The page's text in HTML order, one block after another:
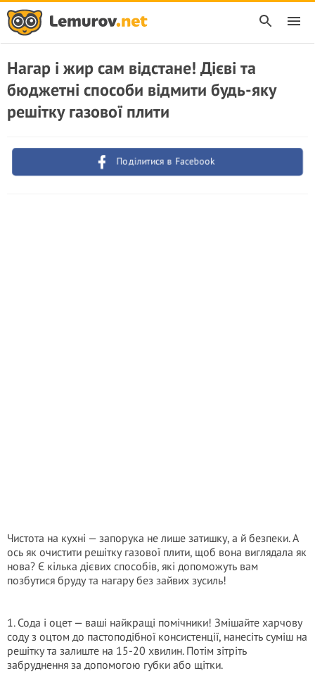
Нагар і жир сам відстане! Дієві та
бюджетні способи відмити будь-яку
решітку газової плити
Поділитися в Facebook
Чистота на кухні — запорука не лише затишку, а й безпеки. А
ось як очистити решітку газової плити, щоб вона виглядала як
нова? Є кілька дієвих способів, які допоможуть вам
позбутися бруду та нагару без зайвих зусиль!
1. Сода і оцет — ваші найкращі помічники! Змішайте харчову
соду з оцтом до пастоподібної консистенції, нанесіть суміш на
решітку та залиште на 15-20 хвилин. Потім зітріть
забруднення за допомогою губки або щітки.